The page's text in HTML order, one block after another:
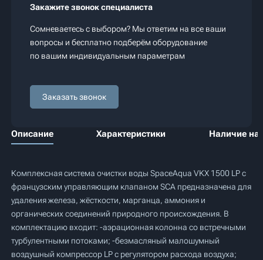
Описание Характеристики Наличие на
Комплексная система очистки воды SpaceAqua VKX 1500 LP с
французским управляющим клапаном SCA предназначена для
удаления железа, жёсткости, марганца, аммония и
органических соединений природного происхождения. В
комплектацию входит: -аэрационная колонна со встречными
турбулентными потоками; -безмасляный малошумный
воздушный компрессор LP с регулятором расхода воздуха;
Закажите звонок специалиста
Сомневаетесь с выбором? Мы ответим на все ваши
вопросы и бесплатно подберём оборудование
по вашим индивидуальным параметрам
Заказать звонок